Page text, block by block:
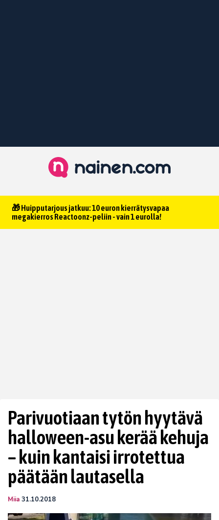
🎁 Huipputarjous jatkuu: 10 euron kierrätysvapaa
megakierros Reactoonz-peliin - vain 1 eurolla!
Parivuotiaan tytön hyytävä
halloween-asu kerää kehuja
– kuin kantaisi irrotettua
päätään lautasella
Miia 31.10.2018